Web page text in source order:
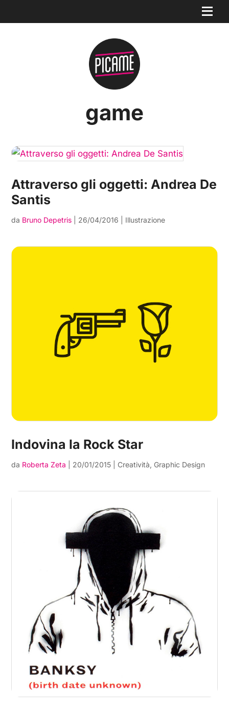
game
Attraverso gli oggetti: Andrea De
Santis
da Bruno Depetris 26/04/2016 Illustrazione
Indovina la Rock Star
da Roberta Zeta 20/01/2015 Creatività, Graphic Design